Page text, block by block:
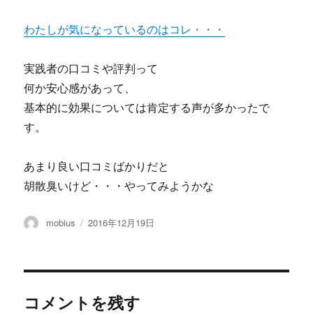
わたしが気になっているのはコレ・・・
実践者の口コミや評判って
何か安心感があって、
基本的に効果については肯定する声が多かったで
す。
あまり良い口コミばかりだと
胡散臭いけど・・・やってみようかな
投
mobius
投
2016年12月19日
コメントを残す